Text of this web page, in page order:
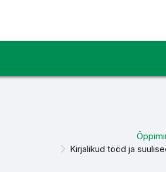
Kirjalikud tööd ja